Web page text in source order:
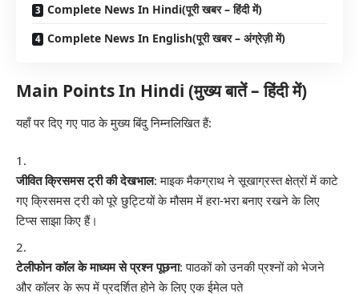
Complete News In Hindi(पूरी खबर – हिंदी में)
Complete News In English(पूरी खबर – अंग्रेज़ी में)
Main Points In Hindi (मुख्य बातें – हिंदी में)
यहाँ पर दिए गए पाठ के मुख्य बिंदु निम्नलिखित हैं:
जीवित क्रिसमस ट्री की देखभाल: माइक मैकग्राथ ने सूखाग्रस्त क्षेत्रों में काटे
गए क्रिसमस ट्री को पूरे छुट्टियों के मौसम में हरा-भरा बनाए रखने के लिए
टिप्स साझा किए हैं।
टेलीफोन कॉल के माध्यम से प्रश्न पूछना: पाठकों को उनकी प्रश्नों को भेजने
और कॉलर के रूप में प्रदर्शित होने के लिए एक ईमेल पते